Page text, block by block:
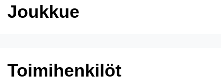
Joukkue
Toimihenkilöt